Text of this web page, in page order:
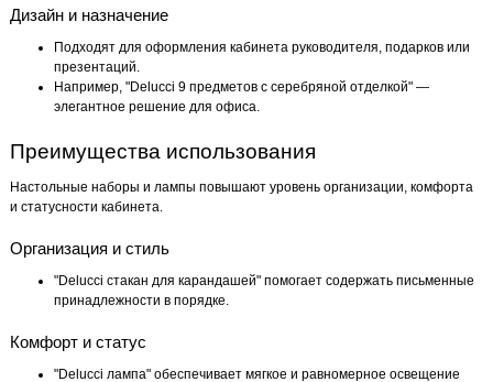
Дизайн и назначение
Подходят для оформления кабинета руководителя, подарков или
презентаций.
Например, "Delucci 9 предметов с серебряной отделкой" —
элегантное решение для офиса.
Преимущества использования
Настольные наборы и лампы повышают уровень организации, комфорта
и статусности кабинета.
Организация и стиль
"Delucci стакан для карандашей" помогает содержать письменные
принадлежности в порядке.
Комфорт и статус
"Delucci лампа" обеспечивает мягкое и равномерное освещение